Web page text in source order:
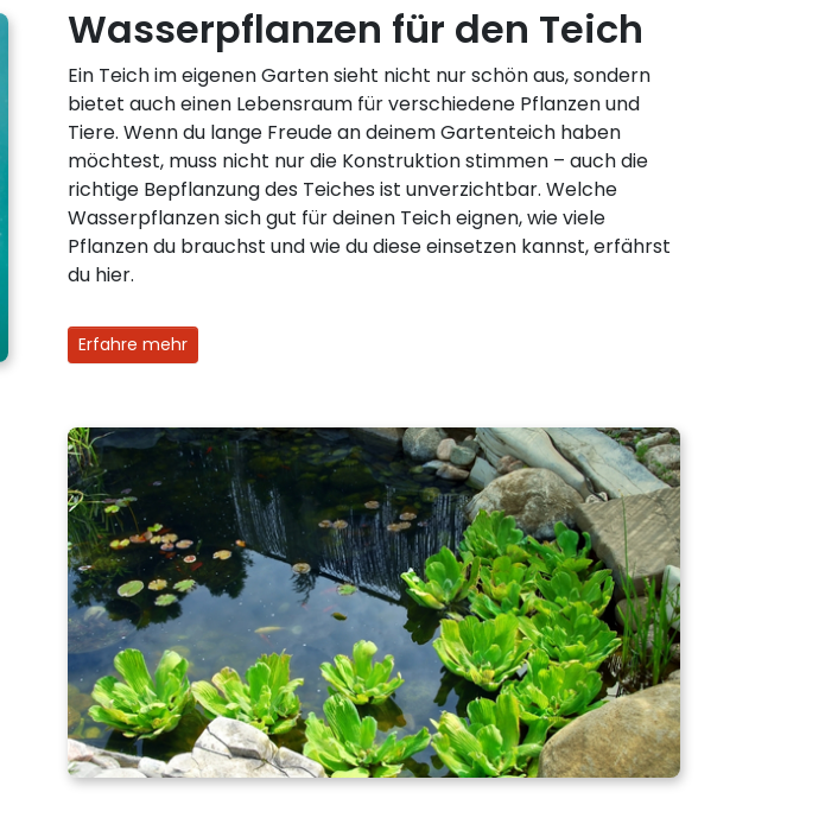
Wasserpflanzen für den Teich
Ein Teich im eigenen Garten sieht nicht nur schön aus, sondern
bietet auch einen Lebensraum für verschiedene Pflanzen und
Tiere. Wenn du lange Freude an deinem Gartenteich haben
möchtest, muss nicht nur die Konstruktion stimmen – auch die
richtige Bepflanzung des Teiches ist unverzichtbar. Welche
Wasserpflanzen sich gut für deinen Teich eignen, wie viele
Pflanzen du brauchst und wie du diese einsetzen kannst, erfährst
du hier.
Erfahre mehr